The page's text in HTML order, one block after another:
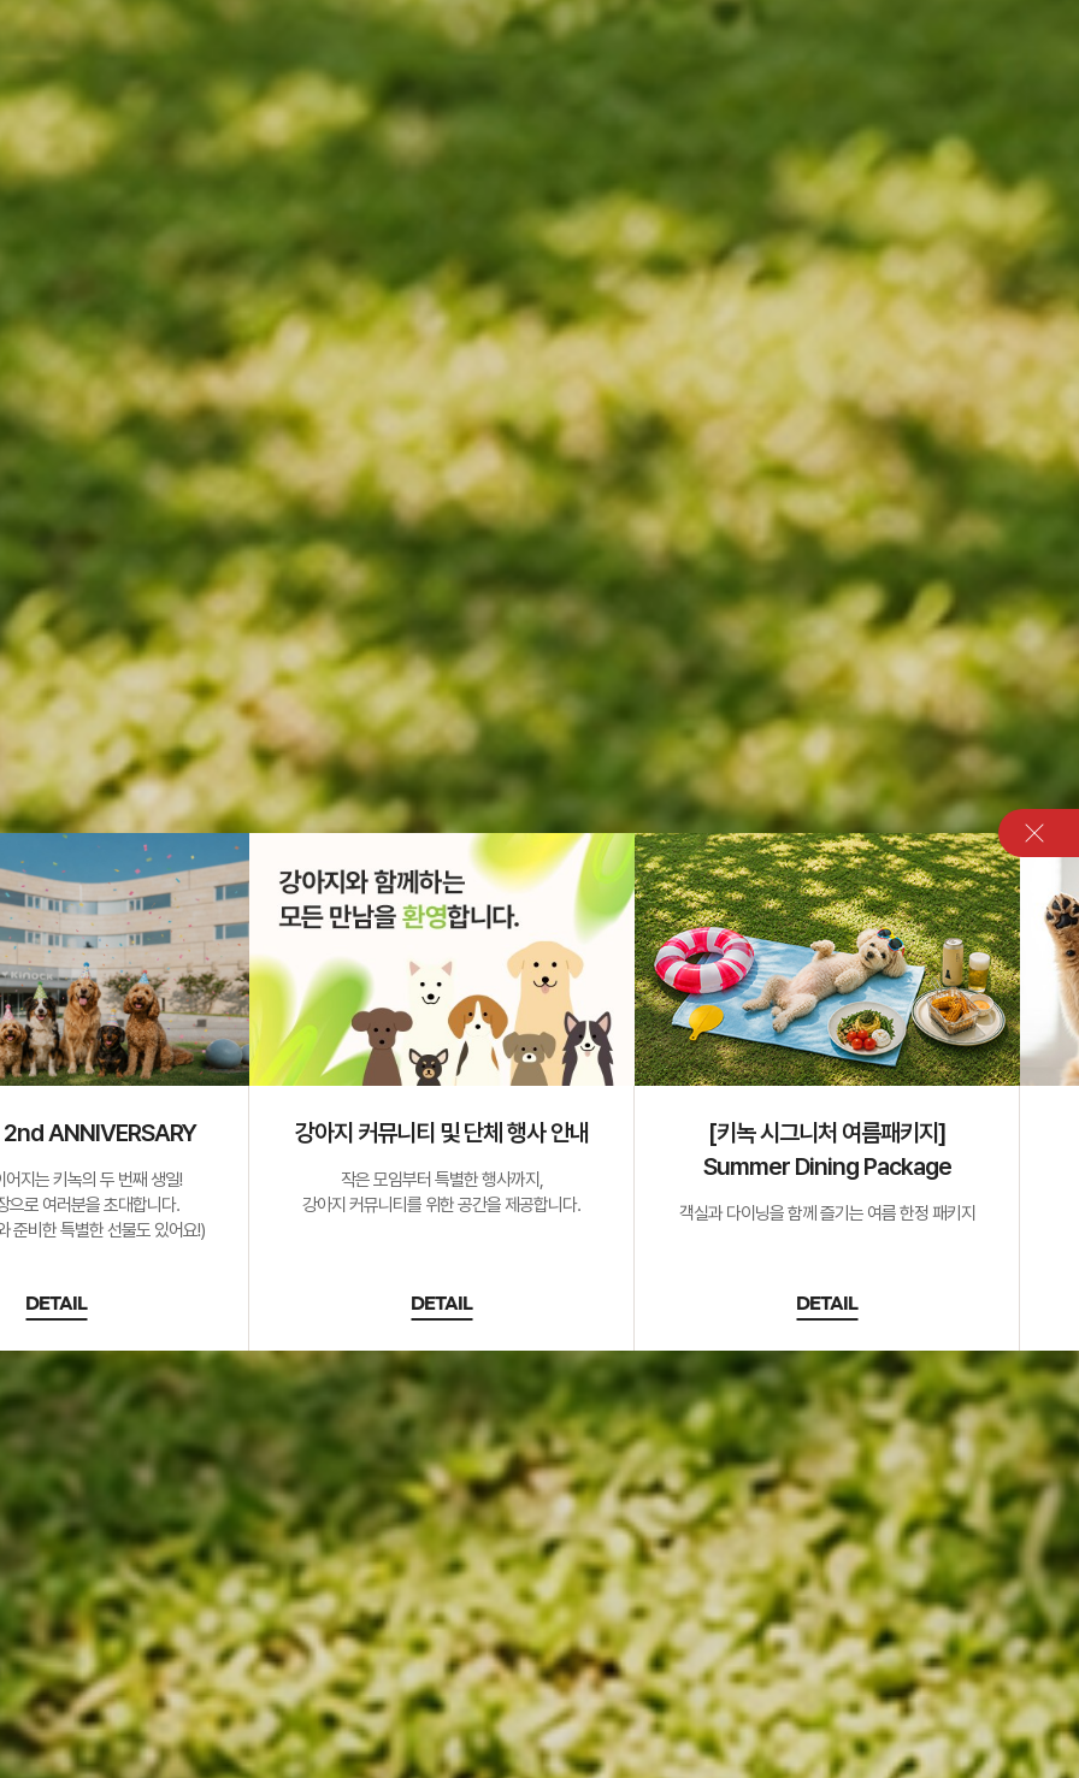
ANNIVERSARY
지는 키녹의 두 번째 생일!
으로 여러분을 초대합니다.
준비한 특별한 선물도 있어요!)
DETAIL
강아지 커뮤니티 및 단체 행사 안내
작은 모임부터 특별한 행사까지,
강아지 커뮤니티를 위한 공간을 제공합니다.
DETAIL
[키녹 시그니처 여름패키지]
Summer Dining Package
객실과 다이닝을 함께 즐기는 여름 한정 패키지
DETAIL